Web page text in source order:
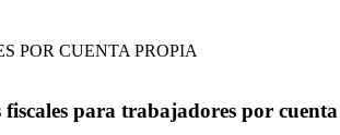
POR CUENTA PROPIA
fiscales para trabajadores por